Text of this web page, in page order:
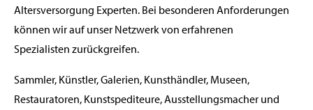
Altersversorgung Experten. Bei besonderen Anforderungen
können wir auf unser Netzwerk von erfahrenen
Spezialisten zurückgreifen.
Sammler, Künstler, Galerien, Kunsthändler, Museen,
Restauratoren, Kunstspediteure, Ausstellungsmacher und